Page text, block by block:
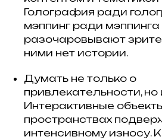
Голография ради
мэппинг ради
разочаровывают
ними нет истории.
Думать не только о
привлекательности,
Интерактивные
пространствах
интенсивному износу.